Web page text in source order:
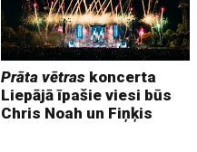
Prāta vētras koncerta
Liepājā īpašie viesi būs
Chris Noah un Fiņķis